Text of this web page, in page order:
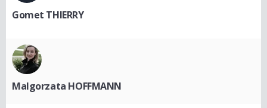
Gomet THIERRY
Malgorzata HOFFMANN